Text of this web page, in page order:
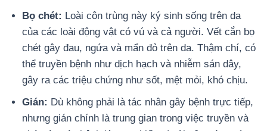
Bọ chét: Loài côn trùng này ký sinh sống trên da
của các loài động vật có vú và cả người. Vết cắn bọ
chét gây đau, ngứa và mẩn đỏ trên da. Thậm chí, có
thể truyền bệnh như dịch hạch và nhiễm sán dây,
gây ra các triệu chứng như sốt, mệt mỏi, khó chịu.
Gián: Dù không phải là tác nhân gây bệnh trực tiếp,
nhưng gián chính là trung gian trong việc truyền và